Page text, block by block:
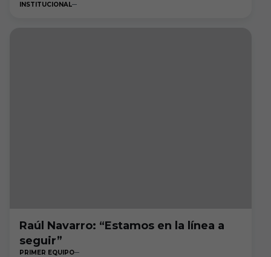
INSTITUCIONAL
Raúl Navarro: “Estamos en la línea a
seguir”
PRIMER EQUIPO